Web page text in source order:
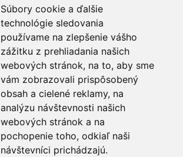
Súbory cookie a ďalšie
technológie sledovania
používame na zlepšenie vášho
zážitku z prehliadania našich
webových stránok, na to, aby sme
vám zobrazovali prispôsobený
obsah a cielené reklamy, na
analýzu návštevnosti našich
webových stránok a na
pochopenie toho, odkiaľ naši
návštevníci prichádzajú.